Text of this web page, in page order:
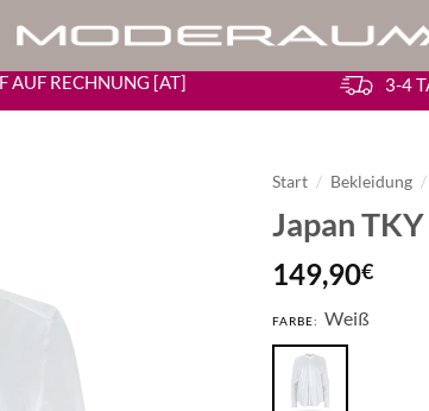
AUF RECHNUNG [AT] 3-4
Start / Bekleidung /
Japan
149,90€
FARBE: Weiß